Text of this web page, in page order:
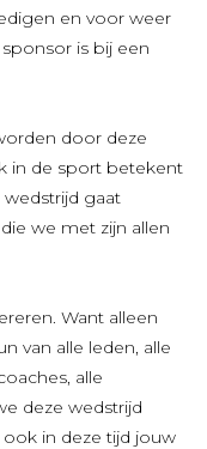
en voor weer
is bij een
door deze
in de sport betekent
gaat
we met zijn allen
Want alleen
van alle leden, alle
alle
deze wedstrijd
in deze tijd jouw